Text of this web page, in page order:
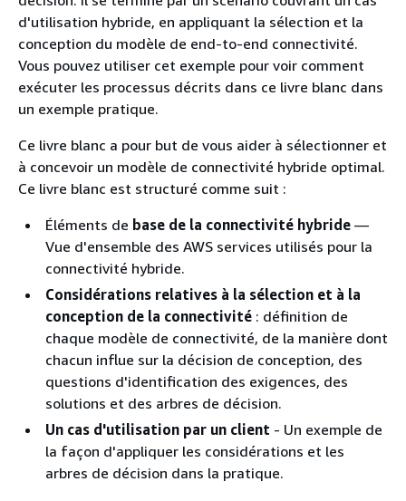
d'utilisation hybride, en appliquant la sélection et la
conception du modèle de end-to-end connectivité.
Vous pouvez utiliser cet exemple pour voir comment
exécuter les processus décrits dans ce livre blanc dans
un exemple pratique.
Ce livre blanc a pour but de vous aider à sélectionner et
à concevoir un modèle de connectivité hybride optimal.
Ce livre blanc est structuré comme suit :
Éléments de base de la connectivité hybride —
Vue d'ensemble des AWS services utilisés pour la
connectivité hybride.
Considérations relatives à la sélection et à la
conception de la connectivité : définition de
chaque modèle de connectivité, de la manière dont
chacun influe sur la décision de conception, des
questions d'identification des exigences, des
solutions et des arbres de décision.
Un cas d'utilisation par un client - Un exemple de
la façon d'appliquer les considérations et les
arbres de décision dans la pratique.